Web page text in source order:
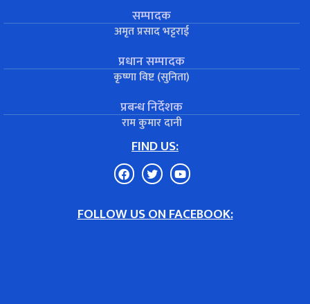
सम्पादक
अमृत प्रसाद भट्टराई
प्रधान सम्पादक
कृष्णा विष्ट (सुनिता)
प्रबन्ध निर्देशक
राम कुमार दानी
FIND US:
FOLLOW US ON FACEBOOK: